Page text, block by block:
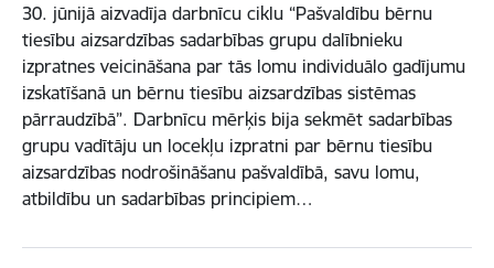
30. jūnijā aizvadīja darbnīcu ciklu “Pašvaldību bērnu
tiesību aizsardzības sadarbības grupu dalībnieku
izpratnes veicināšana par tās lomu individuālo gadījumu
izskatīšanā un bērnu tiesību aizsardzības sistēmas
pārraudzībā”. Darbnīcu mērķis bija sekmēt sadarbības
grupu vadītāju un locekļu izpratni par bērnu tiesību
aizsardzības nodrošināšanu pašvaldībā, savu lomu,
atbildību un sadarbības principiem…